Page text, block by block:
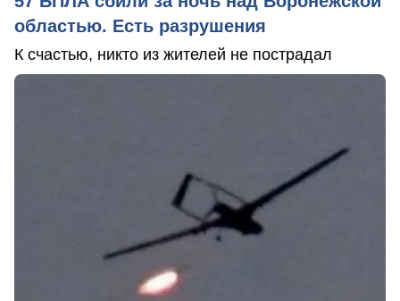
областью. Есть разрушения
К счастью, никто из жителей не пострадал